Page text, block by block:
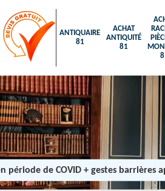
ANTIQUAIRE
81
ACHAT
ANTIQUITÉ
81
période de COVID + gestes barrières